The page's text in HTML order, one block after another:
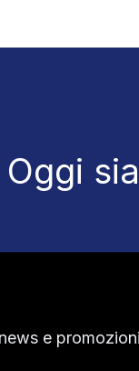
Oggi
e